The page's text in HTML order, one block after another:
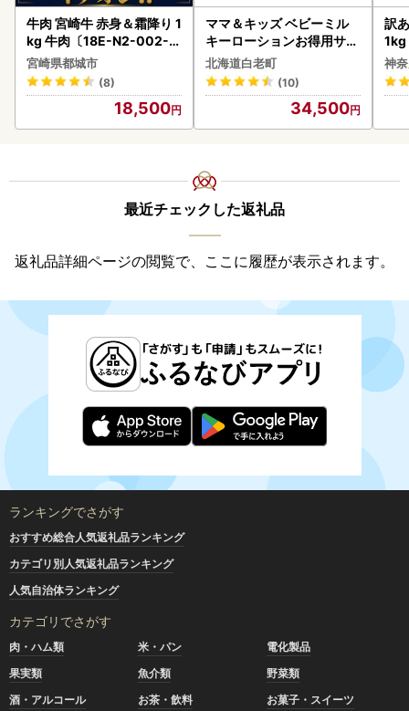
牛肉 宮崎牛 赤身＆霜降り 1
kg 牛肉〔18E-N2-002-1
kg-S4A6-CF〕
宮崎県都城市
(8)
18,500
ママ＆キッズ ベビーミル
キーローションお得用サイ
ズ 380ml 2本セット CH21
0
北海道白老町
(10)
34,500
訳
1kg
神
最近チェックした返礼品
返礼品詳細ページの閲覧で、ここに履歴が表示されます。
ランキングでさがす
おすすめ総合人気返礼品ランキング
カテゴリ別人気返礼品ランキング
人気自治体ランキング
カテゴリでさがす
肉・ハム類 米・パン
電化製品
果実類
魚介類
野菜類
酒・アルコール
お茶・飲料
お菓子・スイーツ